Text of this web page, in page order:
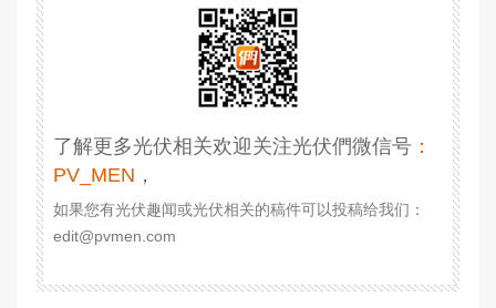
了解更多光伏相关欢迎关注光伏們微信号 ：
PV_MEN ，
如果您有光伏趣闻或光伏相关的稿件可以投稿给我们：
edit@pvmen.com